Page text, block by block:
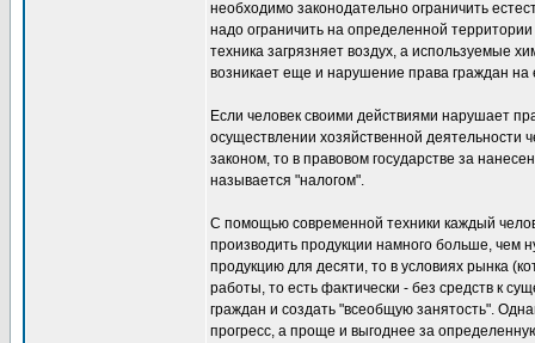
необходимо законодательно ограничить
надо ограничить на определенной
техника загрязняет воздух, а используемые
возникает еще и нарушение права граждан на
Если человек своими действиями нарушает
осуществлении хозяйственной деятельности
законом, то в правовом государстве за
называется "налогом".
С помощью современной техники каждый
производить продукции намного больше, чем
продукцию для десяти, то в условиях рынка
работы, то есть фактически - без средств к
граждан и создать "всеобщую занятость".
прогресс, а проще и выгоднее за